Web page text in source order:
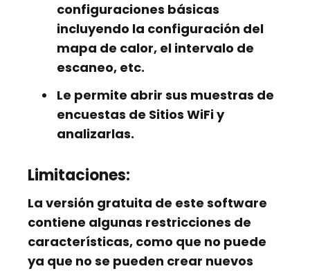
configuraciones básicas
incluyendo la configuración del
mapa de calor, el intervalo de
escaneo, etc.
Le permite abrir sus muestras de
encuestas de Sitios WiFi y
analizarlas.
Limitaciones:
La versión gratuita de este software
contiene algunas restricciones de
características, como que no puede
ya que no se pueden crear nuevos